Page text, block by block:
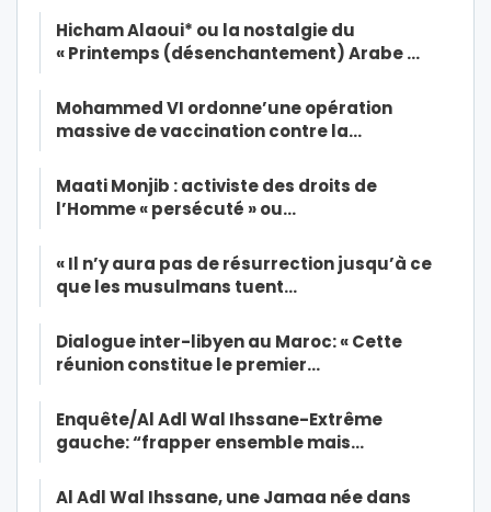
Hicham Alaoui* ou la nostalgie du
« Printemps (désenchantement) Arabe …
Mohammed VI ordonne’une opération
massive de vaccination contre la…
Maati Monjib : activiste des droits de
l’Homme « persécuté » ou…
« Il n’y aura pas de résurrection jusqu’à ce
que les musulmans tuent…
Dialogue inter-libyen au Maroc: « Cette
réunion constitue le premier…
Enquête/Al Adl Wal Ihssane-Extrême
gauche: “frapper ensemble mais…
Al Adl Wal Ihssane, une Jamaa née dans